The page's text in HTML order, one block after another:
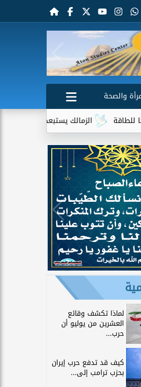
والصحة
الزمالك يستبعد 4 لاعبين شباب من حساباته في الموسم الجديد
لماذا تكشف وقائع
العشرين من يوليو أن
حرب...
كيف قد تدفع حرب إيران
بحزب ترامب إلى...